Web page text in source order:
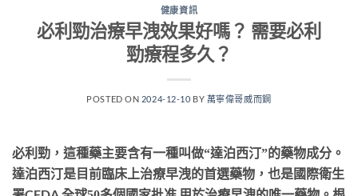
健康資訊
必利勁治療早洩效果好嗎？ 需要必利
勁療程多久？
POSTED ON 2024-12-10 BY 萬寧偉哥威而鋼
必利勁，這種藥主要含有一種叫做“達泊西汀”的藥物成分。
達泊西汀是目前臨床上治療早洩的首選藥物，也是國際衛生